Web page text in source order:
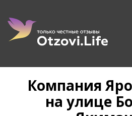
Компания
на улице